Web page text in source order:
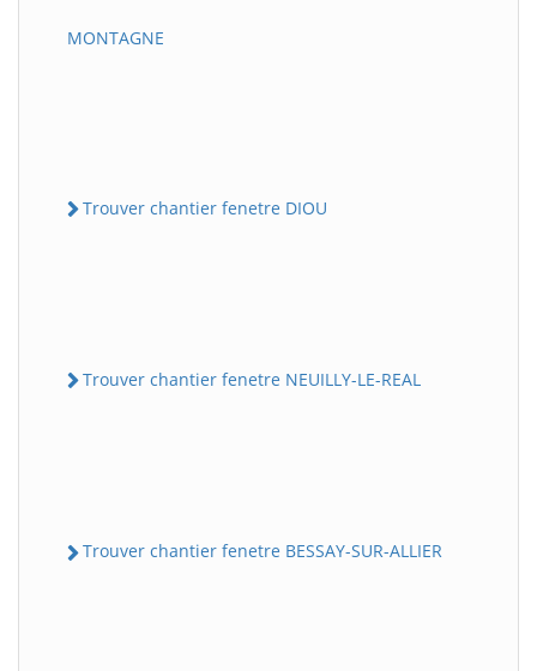
MONTAGNE
Trouver chantier fenetre DIOU
Trouver chantier fenetre NEUILLY-LE-REAL
Trouver chantier fenetre BESSAY-SUR-ALLIER